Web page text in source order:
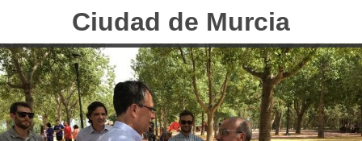
Ciudad de Murcia